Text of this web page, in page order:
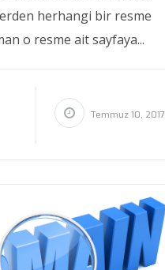
herhangi bir resme
o resme ait sayfaya...
Temmuz 10, 2017